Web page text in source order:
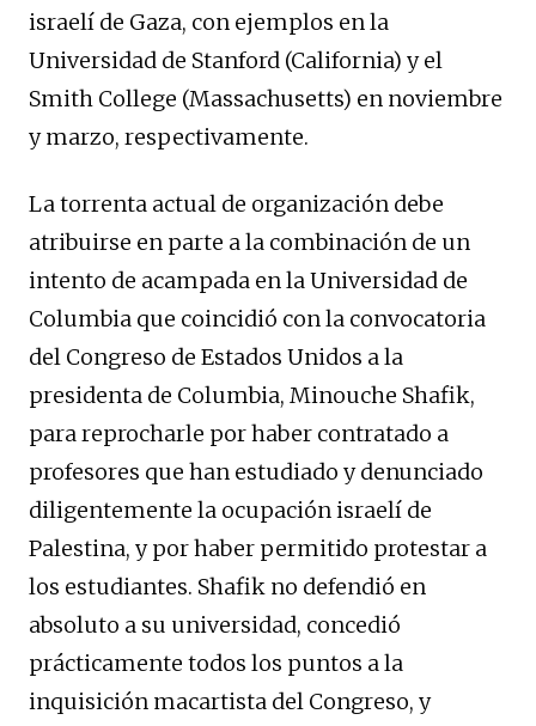
israelí de Gaza, con ejemplos en la
Universidad de Stanford (California) y el
Smith College (Massachusetts) en noviembre
y marzo, respectivamente.
La torrenta actual de organización debe
atribuirse en parte a la combinación de un
intento de acampada en la Universidad de
Columbia que coincidió con la convocatoria
del Congreso de Estados Unidos a la
presidenta de Columbia, Minouche Shafik,
para reprocharle por haber contratado a
profesores que han estudiado y denunciado
diligentemente la ocupación israelí de
Palestina, y por haber permitido protestar a
los estudiantes. Shafik no defendió en
absoluto a su universidad, concedió
prácticamente todos los puntos a la
inquisición macartista del Congreso, y